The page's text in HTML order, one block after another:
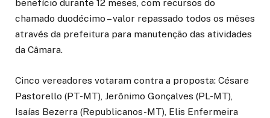
benefício durante 12 meses, com recursos do
chamado duodécimo – valor repassado todos os mêses
através da prefeitura para manutenção das atividades
da Câmara.
Cinco vereadores votaram contra a proposta: Césare
Pastorello (PT-MT), Jerônimo Gonçalves (PL-MT),
Isaías Bezerra (Republicanos-MT), Elis Enfermeira